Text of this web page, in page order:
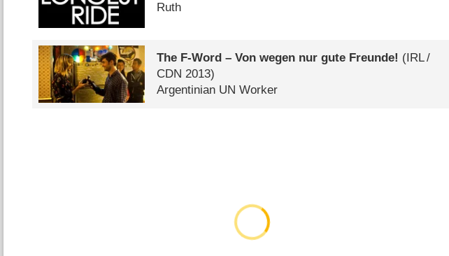
Ruth
The F-Word – Von wegen nur gute Freunde! ( IRL/
CDN 2013)
Argentinian UN Worker